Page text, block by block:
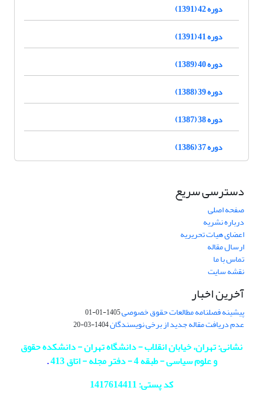
دوره 42 (1391)
دوره 41 (1391)
دوره 40 (1389)
دوره 39 (1388)
دوره 38 (1387)
دوره 37 (1386)
دسترسی سریع
صفحه اصلی
درباره نشریه
اعضای هیات تحریریه
ارسال مقاله
تماس با ما
نقشه سایت
آخرین اخبار
پیشینه فصلنامه مطالعات حقوق خصوصی1405-01-01
عدم دریافت مقاله جدید از برخی نویسندگان1404-03-20
نشانی: تهران، خیابان انقلاب - دانشگاه تهران - دانشکده حقوق
و علوم سیاسی - طبقه 4 - دفتر مجله - اتاق 413
.
کد پستی: 1417614411